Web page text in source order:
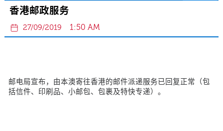
香港邮政服务
27/09/2019 1:50 AM
邮电局宣布，由本澳寄往香港的邮件派递服务已回复正常（包
括信件、印刷品、小邮包、包裹及特快专递）。